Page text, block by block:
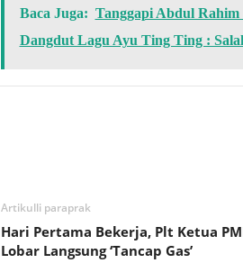
Baca Juga: Tanggapi Abdul
Dangdut Lagu Ayu Ting Ting :
Artikulli paraprak
Hari Pertama Bekerja, Plt Ketua
Lobar Langsung ‘Tancap Gas’